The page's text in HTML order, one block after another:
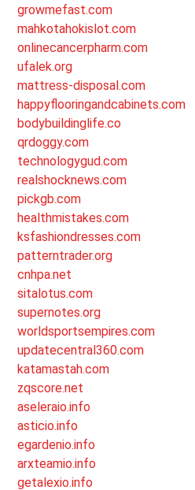
growmefast.com
mahkotahokislot.com
onlinecancerpharm.com
ufalek.org
mattress-disposal.com
happyflooringandcabinets.com
bodybuildinglife.co
qrdoggy.com
technologygud.com
realshocknews.com
pickgb.com
healthmistakes.com
ksfashiondresses.com
patterntrader.org
cnhpa.net
sitalotus.com
supernotes.org
worldsportsempires.com
updatecentral360.com
katamastah.com
zqscore.net
aseleraio.info
asticio.info
egardenio.info
arxteamio.info
getalexio.info